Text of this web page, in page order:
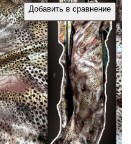
Добавить в сравнение